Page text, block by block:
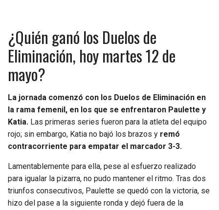
¿Quién ganó los Duelos de
Eliminación, hoy martes 12 de
mayo?
La jornada comenzó con los Duelos de Eliminación en
la rama femenil, en los que se enfrentaron Paulette y
Katia. Las primeras series fueron para la atleta del equipo
rojo; sin embargo, Katia no bajó los brazos y remó
contracorriente para empatar el marcador 3-3.
Lamentablemente para ella, pese al esfuerzo realizado
para igualar la pizarra, no pudo mantener el ritmo. Tras dos
triunfos consecutivos, Paulette se quedó con la victoria, se
hizo del pase a la siguiente ronda y dejó fuera de la